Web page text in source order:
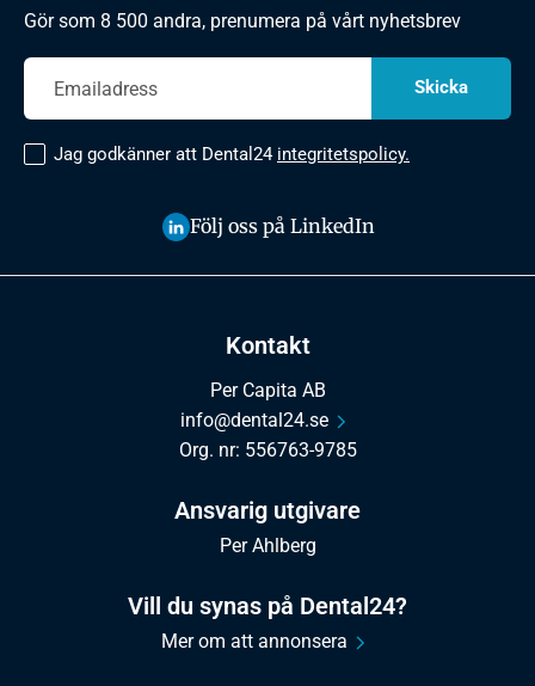
Kontakt
Per Capita AB
info@dental24.se
Org. nr: 556763-9785
Ansvarig utgivare
Per Ahlberg
Vill du synas på Dental24?
Mer om att annonsera
Gör som 8 500 andra, prenumera på vårt nyhetsbrev
Jag godkänner att Dental24 integritetspolicy.
Följ oss på LinkedIn